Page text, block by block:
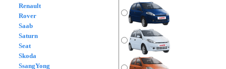
Renault
Rover
Saab
Saturn
Seat
Skoda
SsangYong